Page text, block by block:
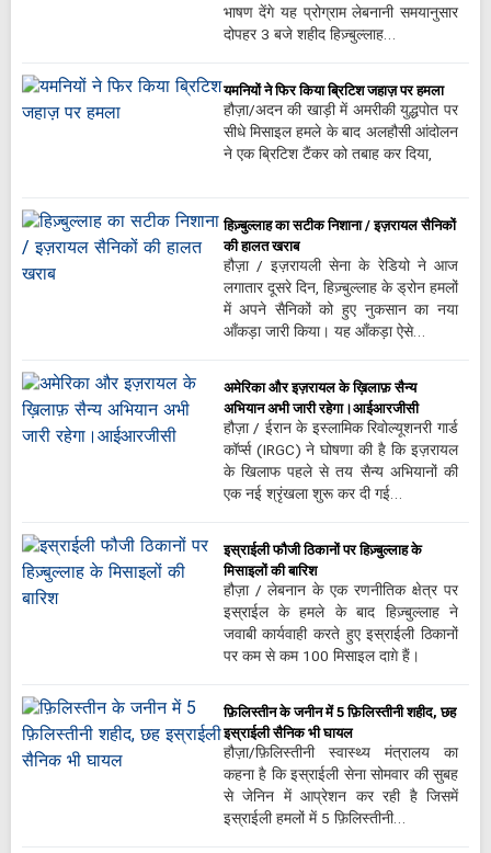
भाषण देंगे यह प्रोग्राम लेबनानी समयानुसार
दोपहर 3 बजे शहीद हिज़्बुल्लाह…
यमनियों ने फिर किया ब्रिटिश जहाज़ पर हमला
हौज़ा/अदन की खाड़ी में अमरीकी युद्धपोत पर
सीधे मिसाइल हमले के बाद अलहौसी आंदोलन
ने एक ब्रिटिश टैंकर को तबाह कर दिया,
हिज़्बुल्लाह का सटीक निशाना / इज़रायल सैनिकों
की हालत खराब
हौज़ा / इज़रायली सेना के रेडियो ने आज
लगातार दूसरे दिन, हिज़्बुल्लाह के ड्रोन हमलों
में अपने सैनिकों को हुए नुकसान का नया
आँकड़ा जारी किया। यह आँकड़ा ऐसे…
अमेरिका और इज़रायल के ख़िलाफ़ सैन्य
अभियान अभी जारी रहेगा।आईआरजीसी
हौज़ा / ईरान के इस्लामिक रिवोल्यूशनरी गार्ड
कॉर्प्स (IRGC) ने घोषणा की है कि इज़रायल
के खिलाफ पहले से तय सैन्य अभियानों की
एक नई श्रृंखला शुरू कर दी गई…
इस्राईली फौजी ठिकानों पर हिज़्बुल्लाह के
मिसाइलों की बारिश
हौज़ा / लेबनान के एक रणनीतिक क्षेत्र पर
इस्राईल के हमले के बाद हिज़्बुल्लाह ने
जवाबी कार्यवाही करते हुए इस्राईली ठिकानों
पर कम से कम 100 मिसाइल दाग़े हैं।
फ़िलिस्तीन के जनीन में 5 फ़िलिस्तीनी शहीद, छह
इस्राईली सैनिक भी घायल
हौज़ा/फ़िलिस्तीनी स्वास्थ्य मंत्रालय का
कहना है कि इस्राईली सेना सोमवार की सुबह
से जेनिन में आप्रेशन कर रही है जिसमें
इस्राईली हमलों में 5 फ़िलिस्तीनी…